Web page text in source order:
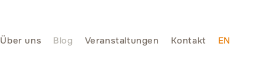
Über uns Blog Veranstaltungen Kontakt EN